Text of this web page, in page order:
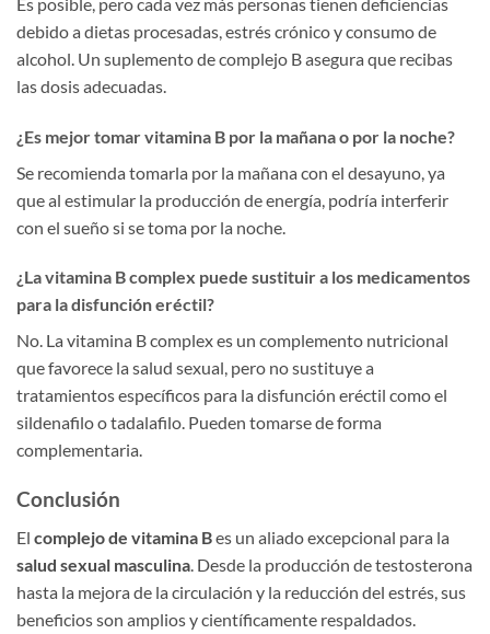
debido a dietas procesadas, estrés crónico y consumo de
alcohol. Un suplemento de complejo B asegura que recibas
las dosis adecuadas.
¿Es mejor tomar vitamina B por la mañana o por la noche?
Se recomienda tomarla por la mañana con el desayuno, ya
que al estimular la producción de energía, podría interferir
con el sueño si se toma por la noche.
¿La vitamina B complex puede sustituir a los medicamentos
para la disfunción eréctil?
No. La vitamina B complex es un complemento nutricional
que favorece la salud sexual, pero no sustituye a
tratamientos específicos para la disfunción eréctil como el
sildenafilo o tadalafilo. Pueden tomarse de forma
complementaria.
Conclusión
El complejo de vitamina Bes un aliado excepcional para la
salud sexual masculina . Desde la producción de testosterona
hasta la mejora de la circulación y la reducción del estrés, sus
beneficios son amplios y científicamente respaldados.